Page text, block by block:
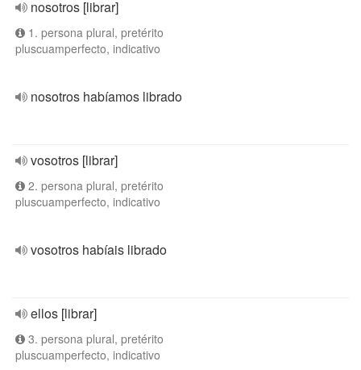
nosotros [librar]
1. persona plural, pretérito
pluscuamperfecto, indicativo
nosotros habíamos librado
vosotros [librar]
2. persona plural, pretérito
pluscuamperfecto, indicativo
vosotros habíais librado
ellos [librar]
3. persona plural, pretérito
pluscuamperfecto, indicativo